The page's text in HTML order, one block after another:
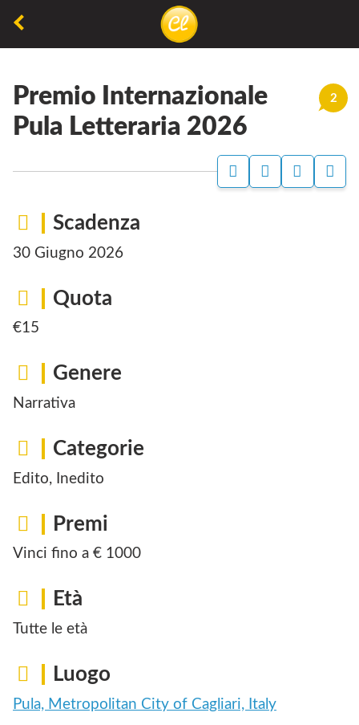
non
permette
permette
respirare
2
Premio Internazionale
Pula Letteraria 2026
Scadenza
30 Giugno 2026
Quota
€15
Genere
Narrativa
Categorie
Edito, Inedito
Premi
Vinci fino a € 1000
Età
Tutte le età
Luogo
Pula, Metropolitan City of Cagliari, Italy